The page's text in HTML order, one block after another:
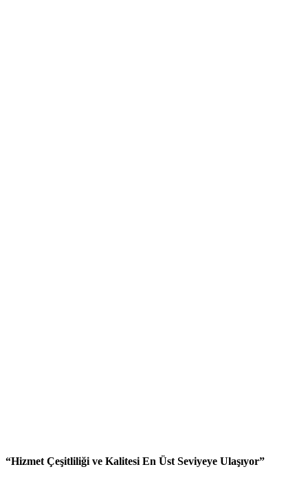
“Hizmet Çeşitliliği ve Kalitesi En Üst Seviyeye Ulaşıyor”